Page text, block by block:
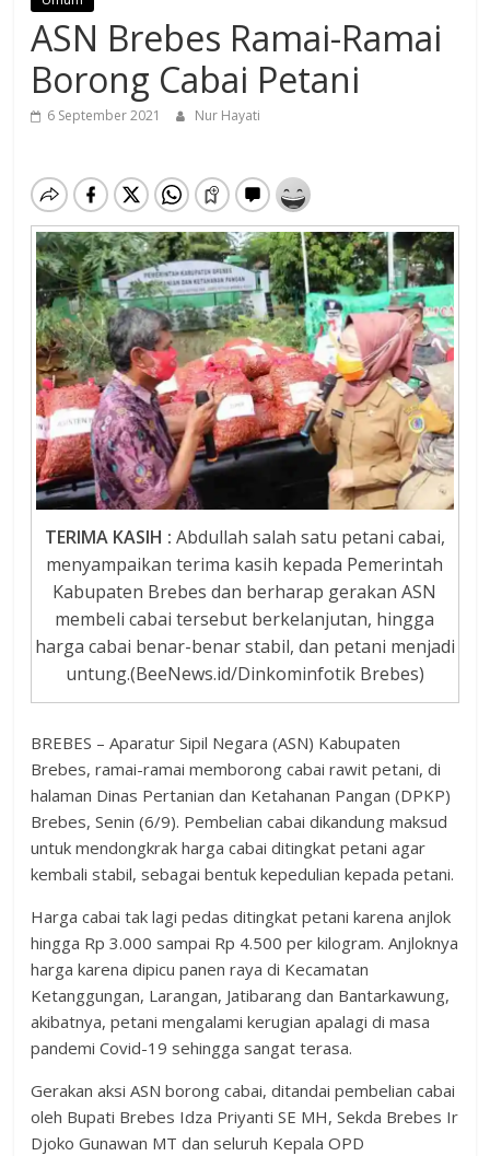
ASN Brebes Ramai-Ramai
Borong Cabai Petani
6 September 2021 Nur Hayati
TERIMA KASIH : Abdullah salah satu petani cabai,
menyampaikan terima kasih kepada Pemerintah
Kabupaten Brebes dan berharap gerakan ASN
membeli cabai tersebut berkelanjutan, hingga
harga cabai benar-benar stabil, dan petani menjadi
untung.(BeeNews.id/Dinkominfotik Brebes)
BREBES – Aparatur Sipil Negara (ASN) Kabupaten
Brebes, ramai-ramai memborong cabai rawit petani, di
halaman Dinas Pertanian dan Ketahanan Pangan (DPKP)
Brebes, Senin (6/9). Pembelian cabai dikandung maksud
untuk mendongkrak harga cabai ditingkat petani agar
kembali stabil, sebagai bentuk kepedulian kepada petani.
Harga cabai tak lagi pedas ditingkat petani karena anjlok
hingga Rp 3.000 sampai Rp 4.500 per kilogram. Anjloknya
harga karena dipicu panen raya di Kecamatan
Ketanggungan, Larangan, Jatibarang dan Bantarkawung,
akibatnya, petani mengalami kerugian apalagi di masa
pandemi Covid-19 sehingga sangat terasa.
Gerakan aksi ASN borong cabai, ditandai pembelian cabai
oleh Bupati Brebes Idza Priyanti SE MH, Sekda Brebes Ir
Djoko Gunawan MT dan seluruh Kepala OPD